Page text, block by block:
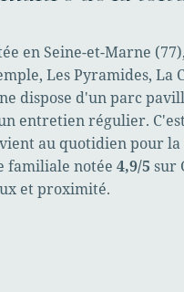
en Seine-et-Marne
Les Pyramides, La
dispose d'un parc
entretien régulier.
au quotidien pour
familiale notée 4,9/5 sur
et proximité.